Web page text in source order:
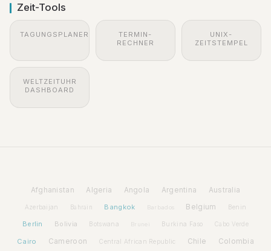
Zeit-Tools
TAGUNGSPLANER
TERMIN-
RECHNER
UNIX-
ZEITSTEMPEL
WELTZEITUHR
DASHBOARD
Afghanistan Algeria Angola Argentina Australia
Azerbaijan Bahrain Bangkok Barbados Belgium Benin
Berlin Bolivia Botswana Brunei Burkina Faso Cabo Verde
Cairo Cameroon Central African Republic Chile Colombia